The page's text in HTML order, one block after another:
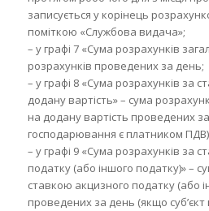
записується у корінець
поміткою «Службова видача»;
– у графі 7 «Сума розрахунків
розрахунків проведених за день;
– у графі 8 «Сума розрахунків за
додану вартість» – сума
на додану вартість проведених
господарювання є платником
– у графі 9 «Сума розрахунків за
податку (або іншого податку)» –
ставкою акцизного податку (або
проведених за день (якщо